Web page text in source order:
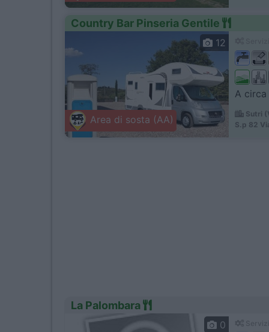
Country Bar Pinseria Gentile
Area di sosta (AA)
12
A
Sutri
S.p 82
La Palombara
0